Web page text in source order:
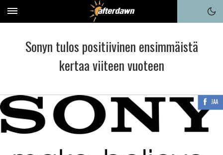
Sonyn tulos positiivinen ensimmäistä
kertaa viiteen vuoteen
JAA